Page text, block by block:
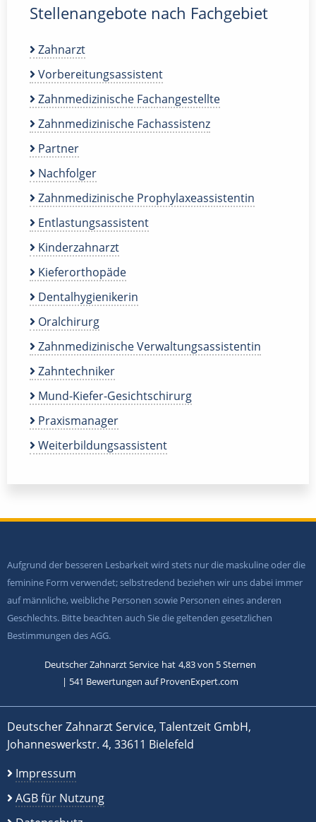
Stellenangebote nach Fachgebiet
Zahnarzt
Vorbereitungsassistent
Zahnmedizinische Fachangestellte
Zahnmedizinische Fachassistenz
Partner
Nachfolger
Zahnmedizinische Prophylaxeassistentin
Entlastungsassistent
Kinderzahnarzt
Kieferorthopäde
Dentalhygienikerin
Oralchirurg
Zahnmedizinische Verwaltungsassistentin
Zahntechniker
Mund-Kiefer-Gesichtschirurg
Praxismanager
Weiterbildungsassistent
Aufgrund der besseren Lesbarkeit wird stets nur die maskuline oder die
feminine Form verwendet; selbstredend beziehen wir uns dabei immer
auf männliche, weibliche Personen sowie Personen eines anderen
Geschlechts. Bitte beachten auch Sie die geltenden gesetzlichen
Bestimmungen des AGG.
Deutscher Zahnarzt Service hat 4,83von 5Sternen
| 541 Bewertungen auf ProvenExpert.com
Deutscher Zahnarzt Service, Talentzeit GmbH,
Johanneswerkstr. 4, 33611 Bielefeld
Impressum
AGB für Nutzung